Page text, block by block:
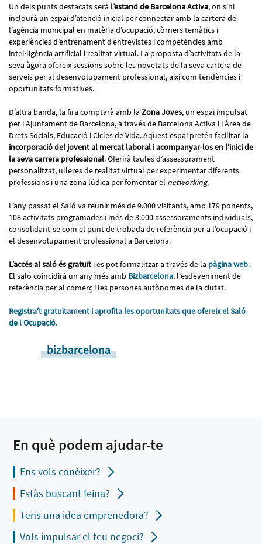
Un dels punts destacats serà l’estand de Barcelona Activa, on s'hi
inclourà un espai d’atenció inicial per connectar amb la cartera de
l’agència municipal en matèria d’ocupació, còrners temàtics i
experiències d’entrenament d’entrevistes i competències amb
intel·ligència artificial i realitat virtual. La proposta d’activitats de la
seva àgora ofereix sessions sobre les novetats de la seva cartera de
serveis per al desenvolupament professional, així com tendències i
oportunitats formatives.
D’altra banda, la fira comptarà amb la Zona Joves, un espai impulsat
per l’Ajuntament de Barcelona, a través de Barcelona Activa i l’Àrea de
Drets Socials, Educació i Cicles de Vida. Aquest espai pretén facilitar la
incorporació del jovent al mercat laboral i acompanyar-los en l’inici de
la seva carrera professional. Oferirà taules d’assessorament
personalitzat, ulleres de realitat virtual per experimentar diferents
professions i una zona lúdica per fomentar el networking.
L’any passat el Saló va reunir més de 9.000 visitants, amb 179 ponents,
108 activitats programades i més de 3.000 assessoraments individuals,
consolidant-se com el punt de trobada de referència per a l’ocupació i
el desenvolupament professional a Barcelona.
L’accés al saló és gratuït i es pot formalitzar a través de la pàgina web.
El saló coincidirà un any més amb Bizbarcelona, l'esdeveniment de
referència per al comerç i les persones autònomes de la ciutat.
Registra’t gratuïtament i aprofita les oportunitats que ofereix el Saló
de l’Ocupació.
bizbarcelona
En què podem ajudar-te
Ens vols conèixer?
Estàs buscant feina?
Tens una idea emprenedora?
Vols impulsar el teu negoci?